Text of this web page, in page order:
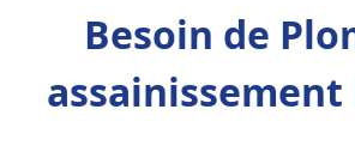
Besoin de
assainissement